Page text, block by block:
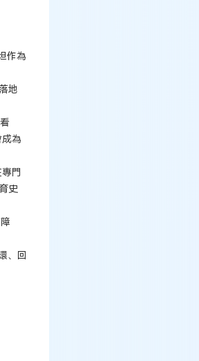
作為
地
為
門
史
、回